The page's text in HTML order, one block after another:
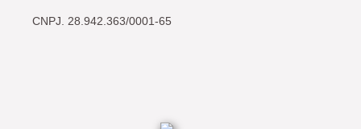
CNPJ. 28.942.363/0001-65